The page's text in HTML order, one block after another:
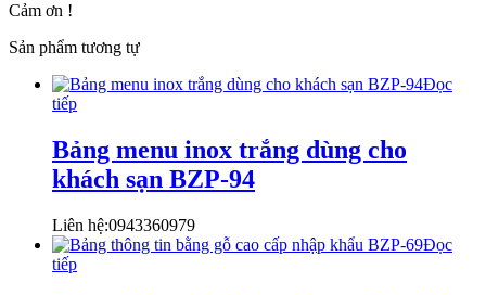
Cảm ơn !
Sản phẩm tương tự
Đọc
tiếp
Bảng menu inox trắng dùng cho
khách sạn BZP-94
Liên hệ:0943360979
Đọc
tiếp